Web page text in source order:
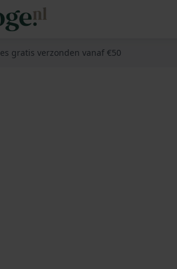
gratis verzonden vanaf €50